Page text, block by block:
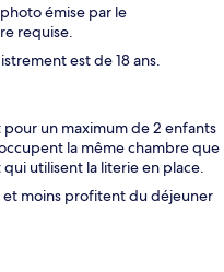
émise par le
requise.
est de 18 ans.
un maximum de 2 enfants
la même chambre que
utilisent la literie en place.
et moins profitent du déjeuner